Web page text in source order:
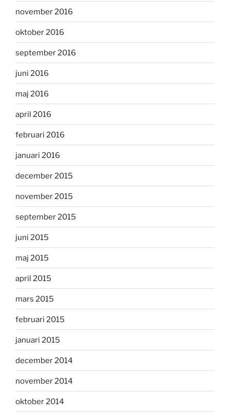
november 2016
oktober 2016
september 2016
juni 2016
maj 2016
april 2016
februari 2016
januari 2016
december 2015
november 2015
september 2015
juni 2015
maj 2015
april 2015
mars 2015
februari 2015
januari 2015
december 2014
november 2014
oktober 2014